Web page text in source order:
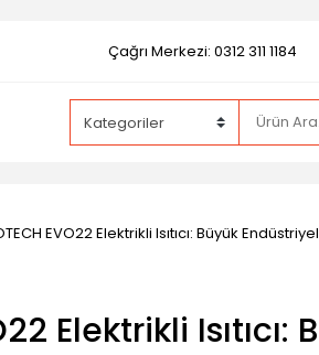
Çağrı Merkezi: 0312 311 1184
EVO22 Elektrikli Isıtıcı: Büyük
Elektrikli